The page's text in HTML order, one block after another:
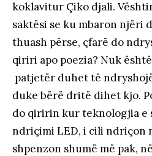
koklavitur Çiko djali.
saktësi se ku mbaron njëri
thuash përse, çfarë do
qiriri apo poezia? Nuk
patjetër duhet të
duke bërë dritë dihet kjo.
do qiririn kur teknologjia e
ndriçimi LED, i cili ndriçon
shpenzon shumë më pak,